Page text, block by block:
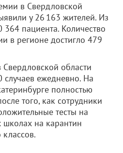
в Свердловской
у 26 163 жителей. Из
пациента. Количество
в регионе достигло 479
области
ежедневно. На
полностью
того, как сотрудники
тесты на
школах на карантин
классов.